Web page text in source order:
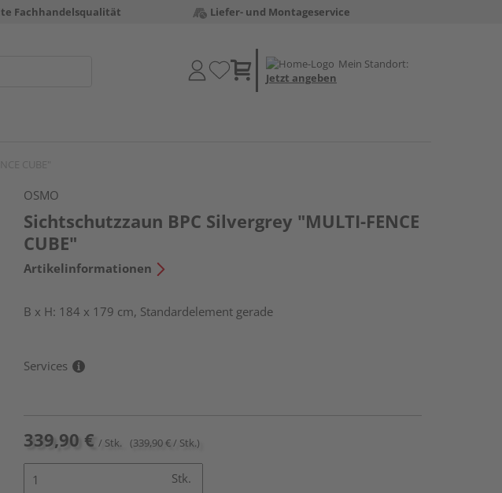
Fachhandelsqualität Liefer- und Montageservice
Mein Standort:
Jetzt angeben
OSMO
Sichtschutzzaun BPC Silvergrey "MULTI-FENCE
CUBE"
Artikelinformationen
B x H: 184 x 179 cm, Standardelement gerade
Services
339,90 € / Stk. (339,90 € / Stk.)
Stk.